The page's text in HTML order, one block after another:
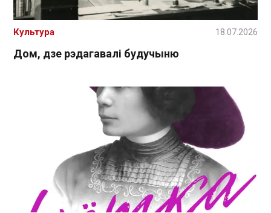
Дом, дзе рэдагавалі будучыню
Культура 18.07.2026